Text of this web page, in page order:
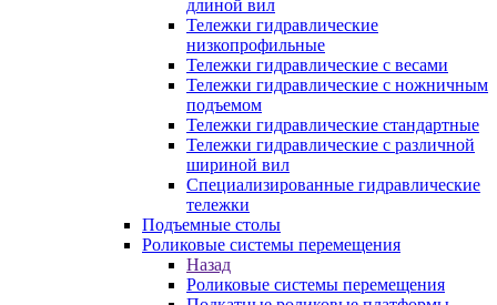
длиной вил
Тележки гидравлические
низкопрофильные
Тележки гидравлические с весами
Тележки гидравлические с ножничным
подъемом
Тележки гидравлические стандартные
Тележки гидравлические с различной
шириной вил
Специализированные гидравлические
тележки
Подъемные столы
Роликовые системы перемещения
Назад
Роликовые системы перемещения